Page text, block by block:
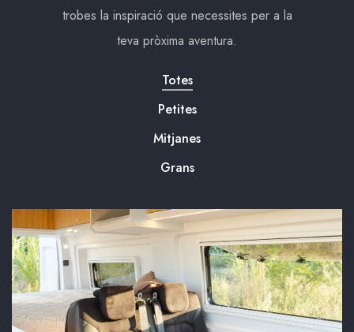
trobes la inspiració que necessites per a la
teva pròxima aventura.
Totes
Petites
Mitjanes
Grans